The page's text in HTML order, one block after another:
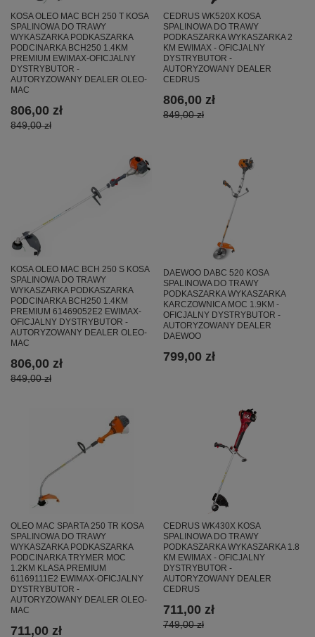
KOSA OLEO MAC BCH 250 T KOSA
SPALINOWA DO TRAWY
WYKASZARKA PODKASZARKA
PODCINARKA BCH250 1.4KM
PREMIUM EWIMAX-OFICJALNY
DYSTRYBUTOR -
AUTORYZOWANY DEALER OLEO-
MAC
806,00 zł
849,00 zł
CEDRUS WK520X KOSA
SPALINOWA DO TRAWY
PODKASZARKA WYKASZARKA 2
KM EWIMAX - OFICJALNY
DYSTRYBUTOR -
AUTORYZOWANY DEALER
CEDRUS
806,00 zł
849,00 zł
KOSA OLEO MAC BCH 250 S KOSA
SPALINOWA DO TRAWY
WYKASZARKA PODKASZARKA
PODCINARKA BCH250 1.4KM
PREMIUM 61469052E2 EWIMAX-
OFICJALNY DYSTRYBUTOR -
AUTORYZOWANY DEALER OLEO-
MAC
806,00 zł
849,00 zł
DAEWOO DABC 520 KOSA
SPALINOWA DO TRAWY
PODKASZARKA WYKASZARKA
KARCZOWNICA MOC 1.9KM -
OFICJALNY DYSTRYBUTOR -
AUTORYZOWANY DEALER
DAEWOO
799,00 zł
OLEO MAC SPARTA 250 TR KOSA
SPALINOWA DO TRAWY
WYKASZARKA PODKASZARKA
PODCINARKA TRYMER MOC
1.2KM KLASA PREMIUM
61169111E2 EWIMAX-OFICJALNY
DYSTRYBUTOR -
AUTORYZOWANY DEALER OLEO-
MAC
711,00 zł
CEDRUS WK430X KOSA
SPALINOWA DO TRAWY
PODKASZARKA WYKASZARKA 1.8
KM EWIMAX - OFICJALNY
DYSTRYBUTOR -
AUTORYZOWANY DEALER
CEDRUS
711,00 zł
749,00 zł